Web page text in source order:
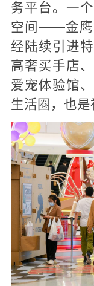
务平台。一
空间——金鹰
经陆续引进
高奢买手店
爱宠体验馆
生活圈，也是